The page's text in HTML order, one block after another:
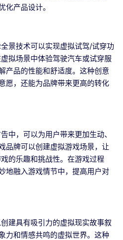
化产品设计。
景技术可以实现虚拟试驾/试穿功
拟场景中体验驾驶汽车或试穿服
产品的性能和舒适度。这种创意
愿，还能为品牌带来更高的转化
中，可以为用户带来更加生动、
品牌可以创建虚拟游戏场景，让
的乐趣和挑战性。在游戏过程
地融入游戏情节中，提高用户对
建具有吸引力的虚拟现实故事叙
力和情感共鸣的虚拟世界。这种